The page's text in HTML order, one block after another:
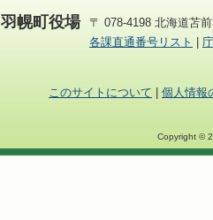
羽幌町役場
〒 078-4198 北海道苫
各課直通番号リスト
このサイトについて 個人情報
Copyright ©